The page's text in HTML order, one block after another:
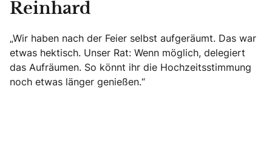
Reinhard
„Wir haben nach der Feier selbst aufgeräumt. Das war
etwas hektisch. Unser Rat: Wenn möglich, delegiert
das Aufräumen. So könnt ihr die Hochzeitsstimmung
noch etwas länger genießen.“